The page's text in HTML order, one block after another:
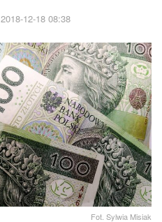
2018-12-18 08:38
Fot. Sylwia Misiak